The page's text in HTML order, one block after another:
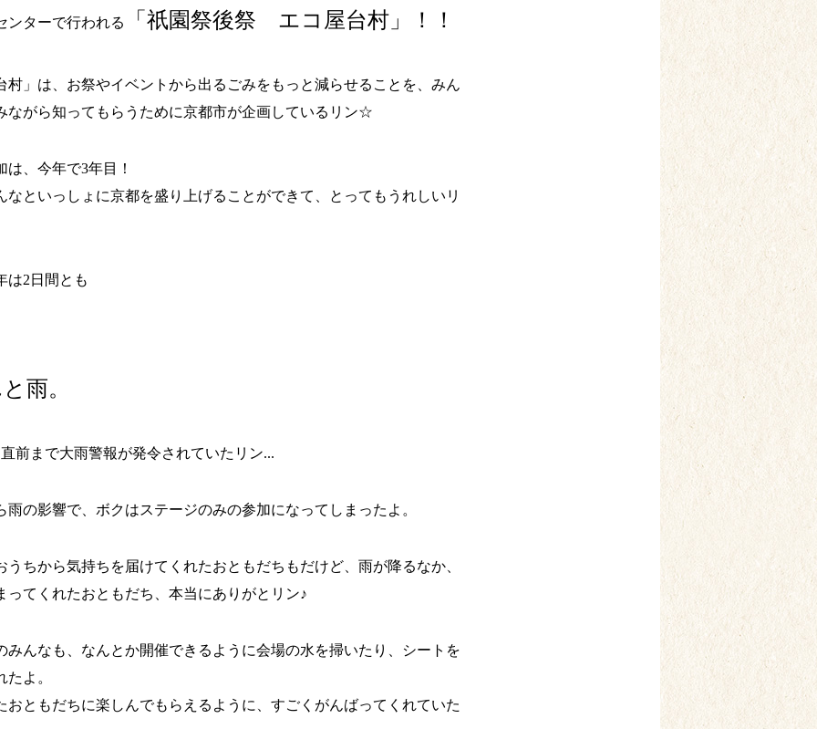
ンターで行われる 「祇園祭後祭 エコ屋台村」！！
村」は、お祭やイベントから出るごみをもっと減らせることを、みん
ながら知ってもらうために京都市が企画しているリン☆
は、今年で3年目！
なといっしょに京都を盛り上げることができて、とってもうれしいリ
は2日間とも
雨。
前まで大雨警報が発令されていたリン...
雨の影響で、ボクはステージのみの参加になってしまったよ。
うちから気持ちを届けてくれたおともだちもだけど、雨が降るなか、
ってくれたおともだち、本当にありがとリン♪
みんなも、なんとか開催できるように会場の水を掃いたり、シートを
たよ。
おともだちに楽しんでもらえるように、すごくがんばってくれていた